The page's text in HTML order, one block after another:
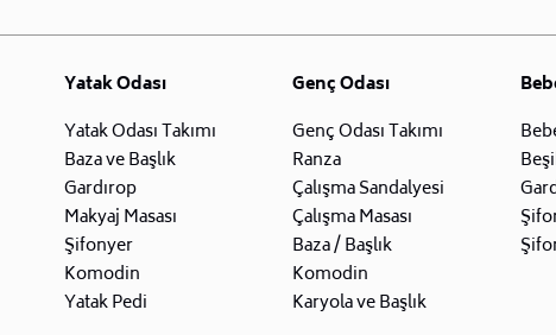
Yatak Odası
Yatak Odası Takımı
Baza ve Başlık
Gardırop
Makyaj Masası
Şifonyer
Komodin
Yatak Pedi
Genç Odası
Genç Odası Takımı
Ranza
Çalışma Sandalyesi
Çalışma Masası
Baza / Başlık
Komodin
Karyola ve Başlık